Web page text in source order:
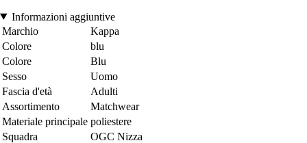
Informazioni aggiuntive
Marchio
Kappa
Colore
blu
Colore
Blu
Sesso
Uomo
Fascia d'età
Adulti
Assortimento
Matchwear
Materiale principale poliestere
Squadra
OGC Nizza